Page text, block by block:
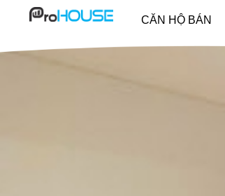
CĂN HỘ BÁN